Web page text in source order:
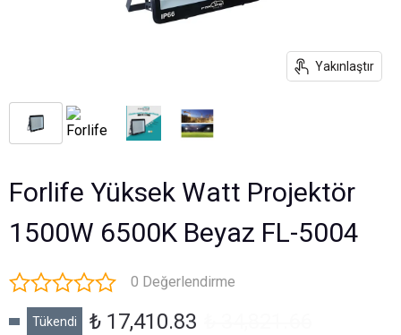
Yakınlaştır
Forlife Yüksek Watt Projektör
1500W 6500K Beyaz FL-5004
0 Değerlendirme
Tükendi ₺ 17,410.83